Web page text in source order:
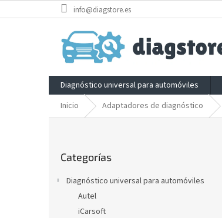
al
info@diagstore.es
Diagnóstico universal para automóviles
Inicio
Adaptadores de diagnóstico
categorías
Categorías
Diagnóstico universal para automóviles
Autel
iCarsoft